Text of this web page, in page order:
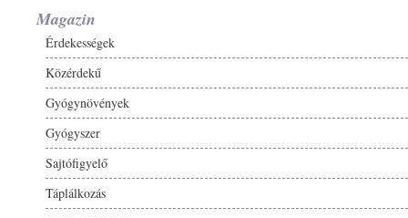
Magazin
Érdekességek
Közérdekű
Gyógynövények
Gyógyszer
Sajtófigyelő
Táplálkozás